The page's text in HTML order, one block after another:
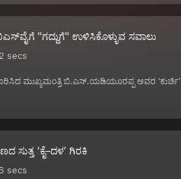
''ಗದ್ದುಗೆ'' ಉಳಿಸಿಕೊಳ್ಳುವ ಸವಾಲು
secs
ಕೂರಿಸಿದ ಮುಖ್ಯಮಂತ್ರಿ ಬಿ.ಎಸ್‌.ಯಡಿಯೂರಪ್ಪ ಅವರ
ಸುತ್ತ ‘ಕೈ–ದಳ’ ಗಿರಕಿ
secs